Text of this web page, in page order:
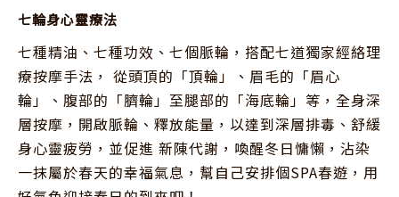
七輪身心靈療法
七種精油、七種功效、七個脈輪，搭配七道獨家經絡理
療按摩手法， 從頭頂的「頂輪」、眉毛的「眉心
輪」、腹部的「臍輪」至腿部的「海底輪」等，全身深
層按摩，開啟脈輪、釋放能量，以達到深層排毒、舒緩
身心靈疲勞，並促進 新陳代謝，喚醒冬日慵懶，沾染
一抹屬於春天的幸福氣息，幫自己安排個SPA春遊，用